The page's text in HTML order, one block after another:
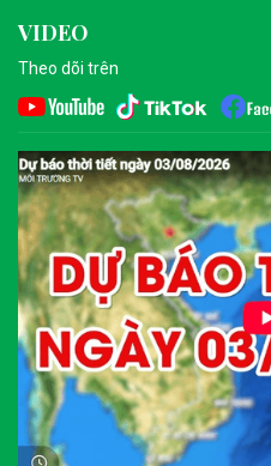
VIDEO
Theo dõi trên